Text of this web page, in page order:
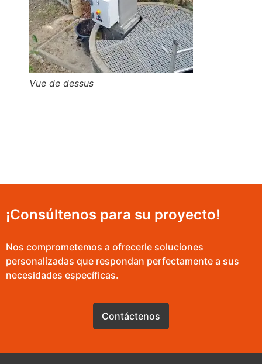
Vue de dessus
¡Consúltenos para su proyecto!
Nos comprometemos a ofrecerle soluciones
personalizadas que respondan perfectamente a sus
necesidades específicas.
Contáctenos